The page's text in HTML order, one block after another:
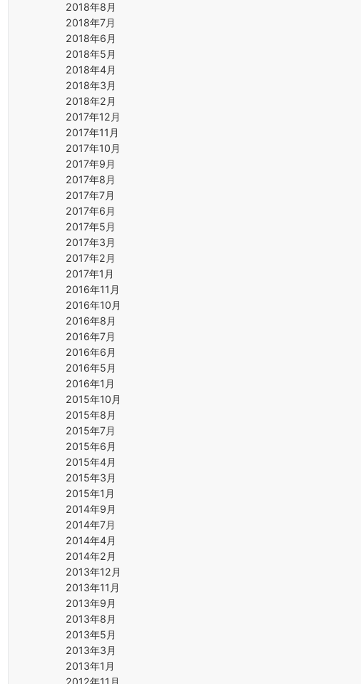
2018年8月
2018年7月
2018年6月
2018年5月
2018年4月
2018年3月
2018年2月
2017年12月
2017年11月
2017年10月
2017年9月
2017年8月
2017年7月
2017年6月
2017年5月
2017年3月
2017年2月
2017年1月
2016年11月
2016年10月
2016年8月
2016年7月
2016年6月
2016年5月
2016年1月
2015年10月
2015年8月
2015年7月
2015年6月
2015年4月
2015年3月
2015年1月
2014年9月
2014年7月
2014年4月
2014年2月
2013年12月
2013年11月
2013年9月
2013年8月
2013年5月
2013年3月
2013年1月
2012年11月